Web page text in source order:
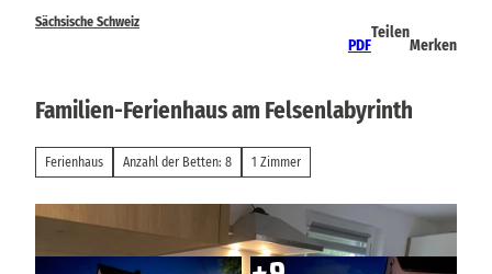
Sächsische Schweiz
PDF
Teilen
Merken
Familien-Ferienhaus am Felsenlabyrinth
Ferienhaus Anzahl der Betten: 8 1 Zimmer